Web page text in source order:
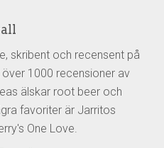
skribent och recensent på
1000 recensioner av
älskar root beer och
favoriter är Jarritos
One Love.